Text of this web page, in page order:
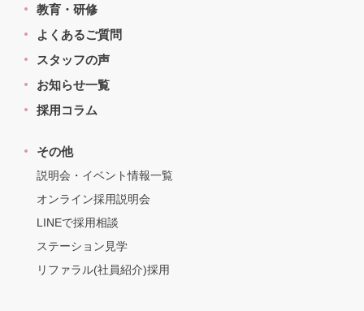
教育・研修
よくあるご質問
スタッフの声
お知らせ一覧
採用コラム
その他
説明会・イベント情報一覧
オンライン採用説明会
LINEで採用相談
ステーション見学
リファラル(社員紹介)採用